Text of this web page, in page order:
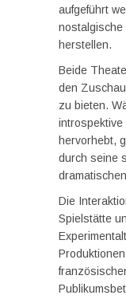
aufgeführt
nostalgische
herstellen.
Beide
den
zu bieten.
hervorhebt,
durch seine
Die
Spielstätte